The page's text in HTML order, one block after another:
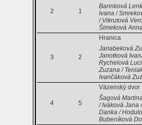
2 1
Barinková
Ivana /
/ Vikrutová
Šimeková
3 2
Hranica
Jariabeková
Janotková
Rychelová
Zuzana /
Ivančáková
4 5
Väzenský dvor
Šagová
/ Iváková Jana
Danka /
Bubeníková